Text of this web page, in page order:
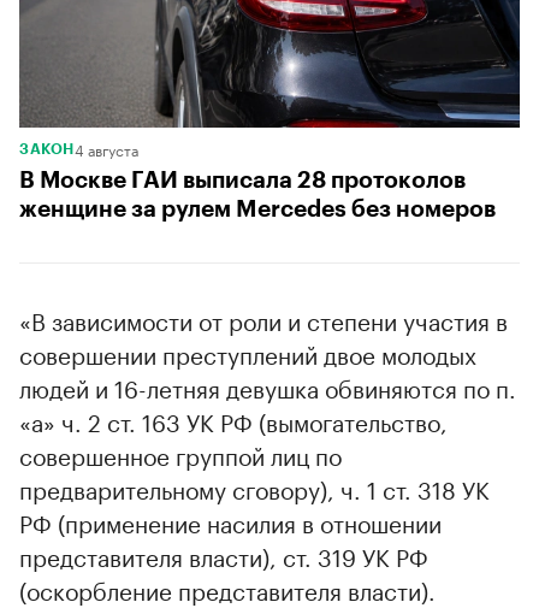
ЗАКОН 4 августа
В Москве ГАИ выписала 28 протоколов
женщине за рулем Mercedes без номеров
«В зависимости от роли и степени участия в
совершении преступлений двое молодых
людей и 16-летняя девушка обвиняются по п.
«а» ч. 2 ст. 163 УК РФ (вымогательство,
совершенное группой лиц по
предварительному сговору), ч. 1 ст. 318 УК
РФ (применение насилия в отношении
представителя власти), ст. 319 УК РФ
(оскорбление представителя власти).